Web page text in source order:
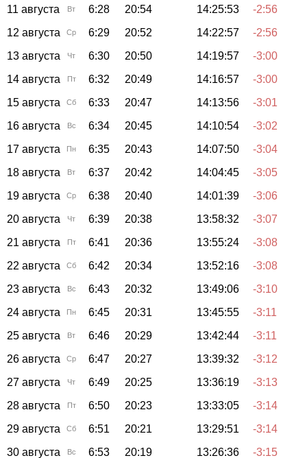
11 августа
Вт 6:28 20:54 14:25:53
-2:56
12 августа
Ср 6:29 20:52 14:22:57
-2:56
13 августа
Чт 6:30 20:50 14:19:57
-3:00
14 августа
Пт 6:32 20:49 14:16:57
-3:00
15 августа
Сб 6:33 20:47 14:13:56
-3:01
16 августа
Вс 6:34 20:45 14:10:54
-3:02
17 августа
Пн 6:35 20:43 14:07:50
-3:04
18 августа
Вт 6:37 20:42 14:04:45
-3:05
19 августа
Ср 6:38 20:40 14:01:39
-3:06
20 августа
Чт 6:39 20:38 13:58:32
-3:07
21 августа
Пт 6:41 20:36 13:55:24
-3:08
22 августа
Сб 6:42 20:34 13:52:16
-3:08
23 августа
Вс 6:43 20:32 13:49:06
-3:10
24 августа
Пн 6:45 20:31 13:45:55
-3:11
25 августа
Вт 6:46 20:29 13:42:44
-3:11
26 августа
Ср 6:47 20:27 13:39:32
-3:12
27 августа
Чт 6:49 20:25 13:36:19
-3:13
28 августа
Пт 6:50 20:23 13:33:05
-3:14
29 августа
Сб 6:51 20:21 13:29:51
-3:14
30 августа
Вс 6:53 20:19 13:26:36 -3:15